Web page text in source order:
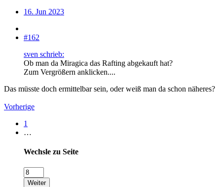
16. Jun 2023
#162
sven schrieb:
Ob man da Miragica das Rafting abgekauft hat?
Zum Vergrößern anklicken....
Das müsste doch ermittelbar sein, oder weiß man da schon näheres?
Vorherige
1
…
Wechsle zu Seite
Weiter